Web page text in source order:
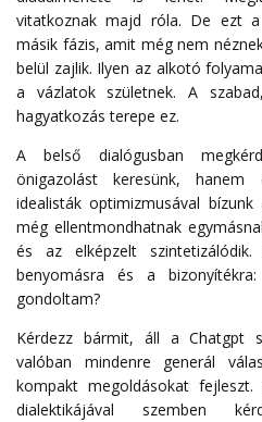
vitatkoznak majd róla. De ezt
másik fázis, amit még nem
belül zajlik. Ilyen az alkotó
a vázlatok születnek. A
hagyatkozás terepe ez.
A belső dialógusban
önigazolást keresünk,
idealisták optimizmusával
még ellentmondhatnak
és az elképzelt
benyomásra és a
gondoltam?
Kérdezz bármit, áll a Chatgpt
valóban mindenre generál
kompakt megoldásokat
dialektikájával szemben